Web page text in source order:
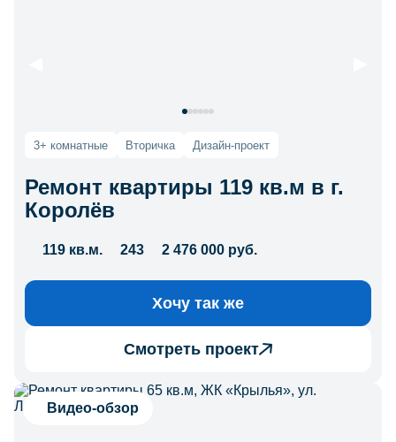
3+ комнатные Вторичка Дизайн-проект
Ремонт квартиры 119 кв.м в г.
Королёв
119 кв.м. 243 2 476 000 руб.
Хочу так же
Смотреть проект
Видео-обзор